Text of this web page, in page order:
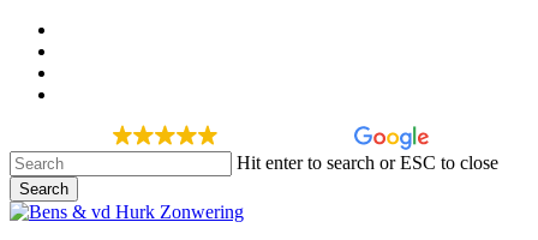
Skip
main
content
Hit enter to search or ESC to close
Search
Close